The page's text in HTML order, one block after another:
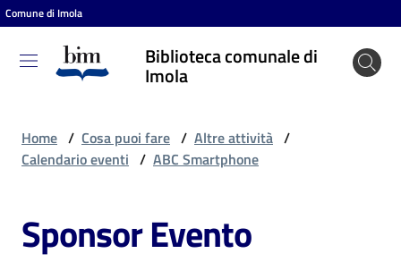
Vai al contenuto
Vai alla navigazione
Vai al footer
Comune di Imola
Biblioteca comunale di
Imola
Biblioteca
comunale
Home / Cosa puoi fare / Altre attività /
Calendario eventi / ABC Smartphone
Sponsor Evento